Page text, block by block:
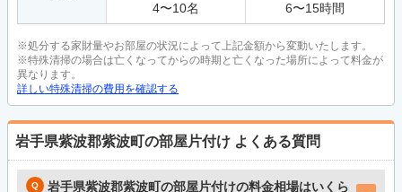
4〜10名 6〜15時間
※処分する家財量やお部屋の状況によって上記金額から変動いたします。
※特殊清掃の場合は亡くなってからの時期と亡くなった場所によって料金が
異なります。
詳しい特殊清掃の費用を確認する
岩手県紫波郡紫波町の部屋片付け よくある質問
岩手県紫波郡紫波町の部屋片付けの料金相場はいくら